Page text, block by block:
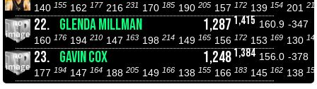
140 155 162 177 216 231 170 185 190 205 157 172 139 154 201
22. GLENDA MILLMAN 1,287 1,415 160.9 -347
160 176 194 210 147 163 198 214 149 165 156 172 153 169 130
23. GAVIN COX 1,2481,384 156.0 -378
177 194 147 164 188 205 149 166 138 155 166 183 145 162 138